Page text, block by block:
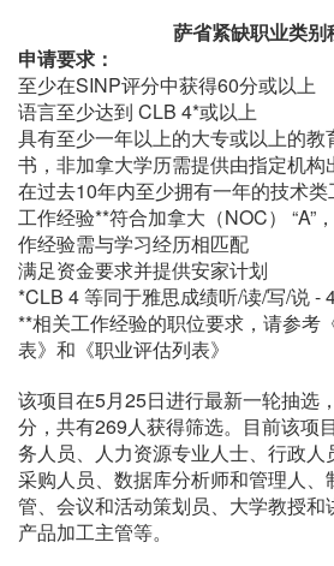
萨省紧缺职业类别
申请要求：
至少在SINP评分中获得60分或以上
语言至少达到 CLB 4*或以上
具有至少一年以上的大专或以上的教
书，非加拿大学历需提供由指定机构
在过去10年内至少拥有一年的技术
工作经验**符合加拿大（NOC） “A”
作经验需与学习经历相匹配
满足资金要求并提供安家计划
*CLB 4 等同于雅思成绩听/读/写/说 -
**相关工作经验的职位要求，请参考
表》和《职业评估列表》
该项目在5月25日进行最新一轮抽选
分，共有269人获得筛选。目前该项
务人员、人力资源专业人士、行政人
采购人员、数据库分析师和管理人、
管、会议和活动策划员、大学教授和
产品加工主管等。